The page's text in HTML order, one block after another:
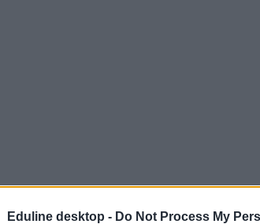
Eduline desktop - Do Not Process My